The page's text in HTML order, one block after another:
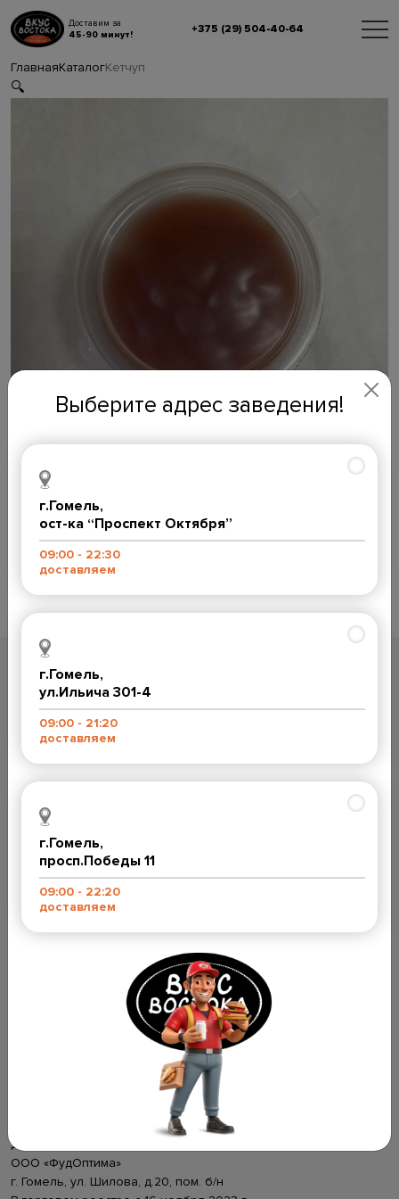
Доставим за
45-90 минут!
+375 (29) 504-40-64
ГлавнаяКаталогКетчуп
🔍
Кетчуп
BYN
Количество
Кетчуп
Категория:
Компания
Контакты
Доставка и оплата
Вакансии
Отзывы и предложения
Прием заказов с 9:00 до 22:30
9:00-23:00
+375 (29) 767-33-08
Мы в социальных сетях
Способы оплаты
Юридическая информация:
Директор Попков Вадим Николаевич
ООО «ФудОптима»
г. Гомель, ул. Шилова, д.20, пом. б/н
Выберите адрес заведения!
г.Гомель,
ост-ка “Проспект Октября”
09:00 - 22:30
доставляем
г.Гомель,
ул.Ильича 301-4
09:00 - 21:20
доставляем
г.Гомель,
просп.Победы 11
09:00 - 22:20
доставляем